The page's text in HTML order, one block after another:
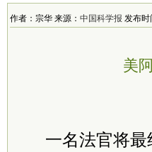
作者：宗华 来源： 中国科学报 发布时
美
一名法官将